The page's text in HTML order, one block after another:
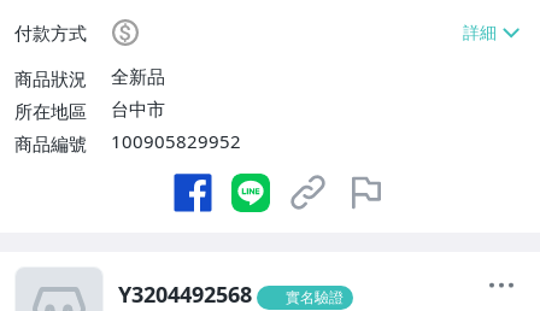
滿$9999免運費】
付款方式
商品狀況
全新品
所在地區
台中市
商品編號
100905829952
Y3204492568 實名驗證